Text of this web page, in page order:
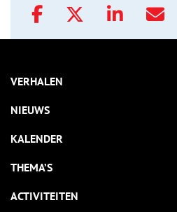
VERHALEN
NIEUWS
KALENDER
THEMA’S
ACTIVITEITEN